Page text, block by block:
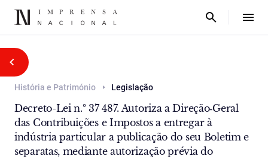
História e Património Legislação
Decreto-Lei n.º 37 487. Autoriza a Direção‑Geral
das Contribuições e Impostos a entregar à
indústria particular a publicação do seu Boletim e
separatas, mediante autorização prévia do